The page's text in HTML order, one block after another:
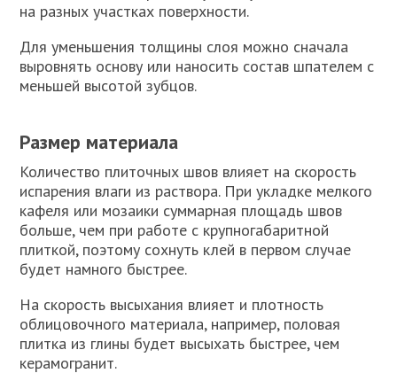
на разных участках поверхности.
Для уменьшения толщины слоя можно сначала
выровнять основу или наносить состав шпателем с
меньшей высотой зубцов.
Размер материала
Количество плиточных швов влияет на скорость
испарения влаги из раствора. При укладке мелкого
кафеля или мозаики суммарная площадь швов
больше, чем при работе с крупногабаритной
плиткой, поэтому сохнуть клей в первом случае
будет намного быстрее.
На скорость высыхания влияет и плотность
облицовочного материала, например, половая
плитка из глины будет высыхать быстрее, чем
керамогранит.